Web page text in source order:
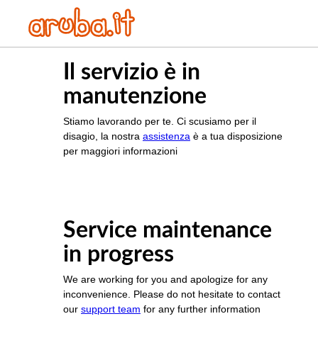
Il servizio è in
manutenzione
Stiamo lavorando per te. Ci scusiamo per il
disagio, la nostra assistenza è a tua disposizione
per maggiori informazioni
Service maintenance
in progress
We are working for you and apologize for any
inconvenience. Please do not hesitate to contact
our support team for any further information